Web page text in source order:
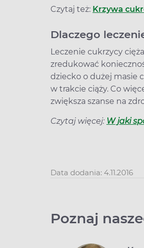
Czytaj też: Krzywa
Dlaczego
Leczenie cukrzycy
zredukować
dziecko o dużej masie
w trakcie ciąży. Co
zwiększa szanse na
Czytaj więcej: W jaki
Data dodania: 4.11.2016
Poznaj